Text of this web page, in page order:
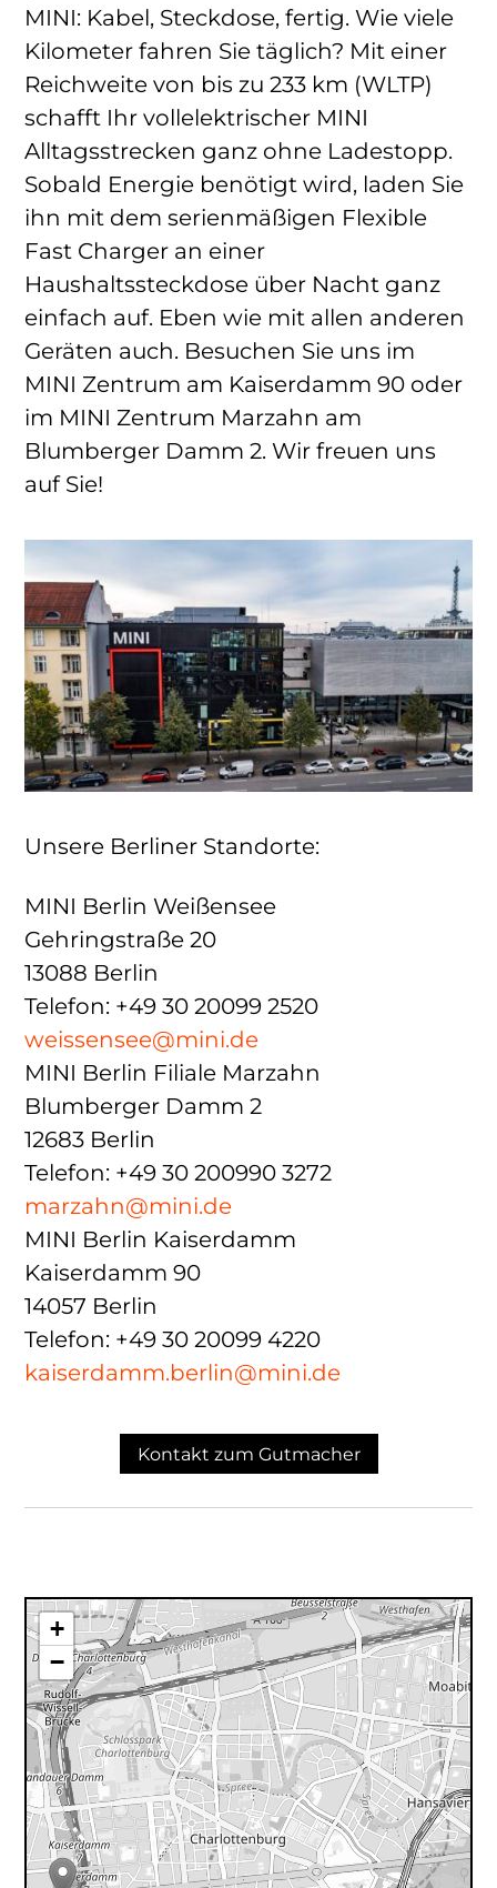
MINI: Kabel, Steckdose, fertig. Wie viele
Kilometer fahren Sie täglich? Mit einer
Reichweite von bis zu 233 km (WLTP)
schafft Ihr vollelektrischer MINI
Alltagsstrecken ganz ohne Ladestopp.
Sobald Energie benötigt wird, laden Sie
ihn mit dem serienmäßigen Flexible
Fast Charger an einer
Haushaltssteckdose über Nacht ganz
einfach auf. Eben wie mit allen anderen
Geräten auch. Besuchen Sie uns im
MINI Zentrum am Kaiserdamm 90 oder
im MINI Zentrum Marzahn am
Blumberger Damm 2. Wir freuen uns
auf Sie!
Unsere Berliner Standorte:
MINI Berlin Kaiserdamm
Kaiserdamm 90
14057 Berlin
Telefon: +49 30 20099 4220
kaiserdamm.berlin@mini.de
MINI Berlin Filiale Marzahn
Blumberger Damm 2
12683 Berlin
Telefon: +49 30 200990 3272
marzahn@mini.de
MINI Berlin Weißensee
Gehringstraße 20
13088 Berlin
Telefon: +49 30 20099 2520
weissensee@mini.de
Kontakt zum Gutmacher
+
−